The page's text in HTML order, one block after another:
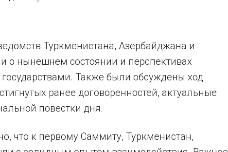
Туркменистана, Азербайджана и
о нынешнем состоянии и перспективах
Также были обсуждены ход
ранее договорённостей, актуальные
повестки дня.
что к первому Саммиту, Туркменистан,